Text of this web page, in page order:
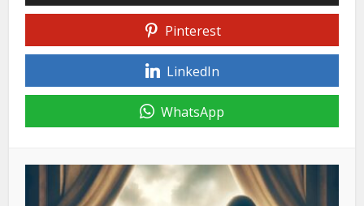
Pinterest
LinkedIn
WhatsApp